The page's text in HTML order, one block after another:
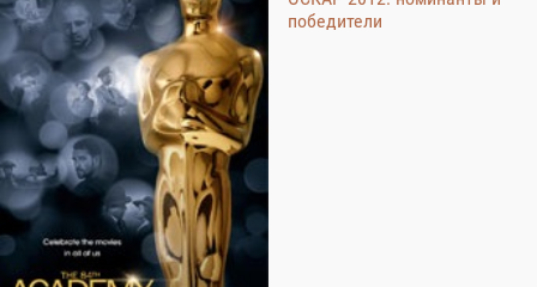
победители